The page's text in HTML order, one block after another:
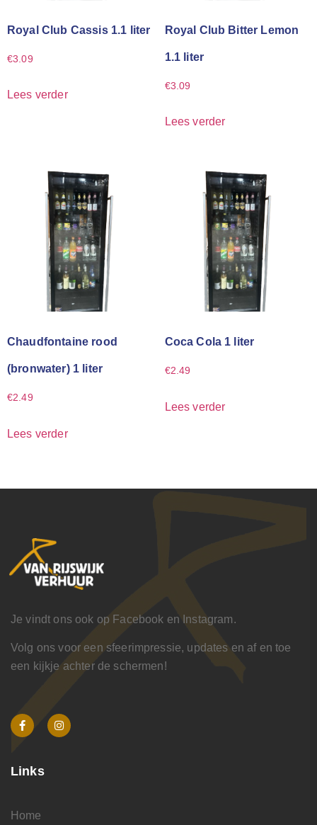
Royal Club Cassis 1.1 liter
€3.09
Lees verder
Royal Club Bitter Lemon
1.1 liter
€3.09
Lees verder
Chaudfontaine rood
(bronwater) 1 liter
€2.49
Lees verder
Coca Cola 1 liter
€2.49
Lees verder
Je vindt ons ook op Facebook en Instagram.
Volg ons voor een sfeerimpressie, updates en af en toe
een kijkje achter de schermen!
Links
Home